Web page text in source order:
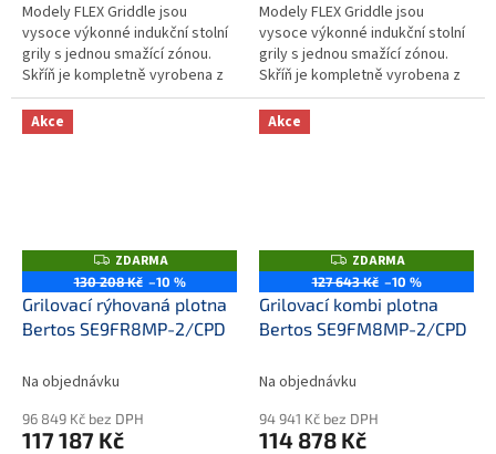
Modely FLEX Griddle jsou
vysoce výkonné indukční stolní
grily s jednou smažící zónou.
Skříň je kompletně vyrobena z
nerezové oceli. Indukční grily
jsou vybaveny technologií...
Modely FLEX Griddle jsou
vysoce výkonné indukční stolní
grily s jednou smažící zónou.
Skříň je kompletně vyrobena z
nerezové oceli. Indukční grily
jsou vybaveny technologií...
Akce
Z
D
A
R
M
A
ZDARMA
130 208 Kč –10 %
Grilovací rýhovaná plotna
Bertos SE9FR8MP-2/CPD
Na objednávku
96 849 Kč bez DPH
117 187 Kč
Akce
Z
D
A
R
M
A
ZDARMA
127 643 Kč –10 %
Grilovací kombi plotna
Bertos SE9FM8MP-2/CPD
Na objednávku
94 941 Kč bez DPH
114 878 Kč